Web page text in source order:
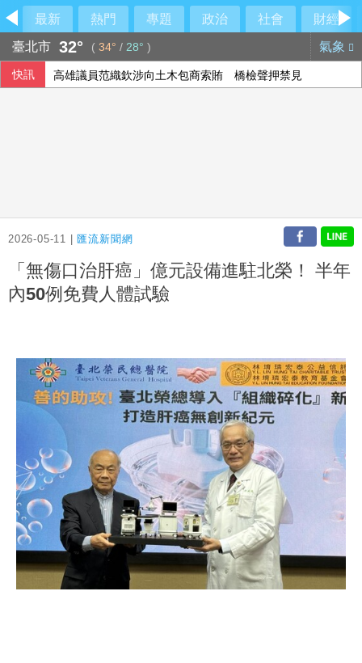
最新 熱門 專題 政治 社會
財經
臺北市 32° ( 34° / 28° ) 氣象
快訊 高雄議員范織欽涉向土木包商索賄 橋檢聲押禁見
2026-05-11 | 匯流新聞網
「無傷口治肝癌」億元設備進駐北榮！ 半年
內50例免費人體試驗